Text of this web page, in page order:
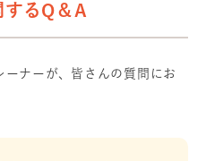
するQ＆A
ーナーが、皆さんの質問にお